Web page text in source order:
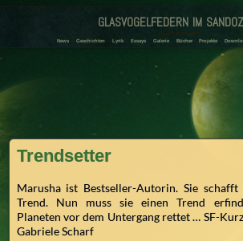
glasvogelfedern im
Amanda und Adriana Landmann
News Geschichten Lyrik Essays Galerie Bücher Projekte
Trendsetter
Marusha ist Bestseller-Autorin. Sie schafft
Trend. Nun muss sie einen Trend
Planeten vor dem Untergang rettet … SF-
Gabriele Scharf